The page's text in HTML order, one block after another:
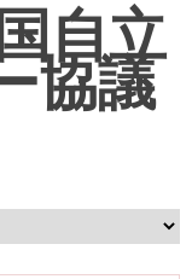
自立
協議